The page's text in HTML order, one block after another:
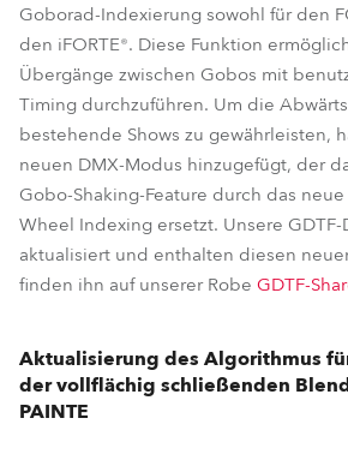
Goborad-Indexierung sowohl für den
den iFORTE®. Diese Funktion
Übergänge zwischen Gobos mit
Timing durchzuführen. Um die
bestehende Shows zu gewährleisten,
neuen DMX-Modus hinzugefügt, der
Gobo-Shaking-Feature durch das
Wheel Indexing ersetzt. Unsere
aktualisiert und enthalten diesen
finden ihn auf unserer Robe GDTF-
Aktualisierung des Algorithmus
der vollflächig schließenden
PAINTE